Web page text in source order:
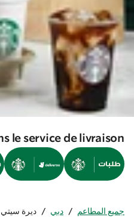
le service de livraison
جميع المطاعم / دبي / ديرة سيتي